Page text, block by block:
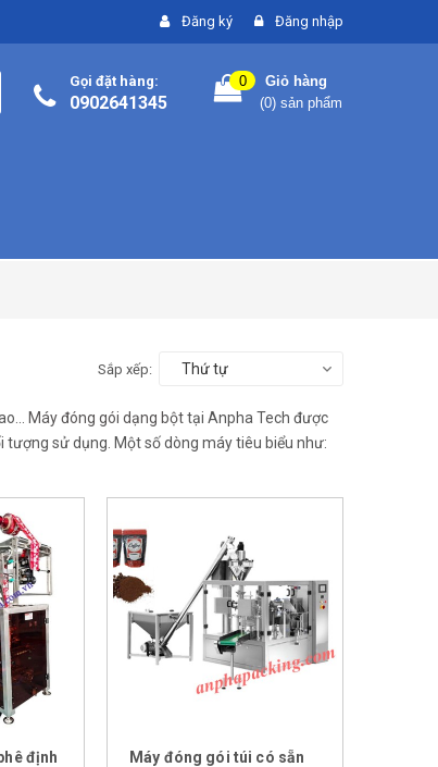
Đăng ký Đăng nhập
Gọi đặt hàng:
0902641345
0
Giỏ hàng
(0) sản phẩm
Sắp xếp: Thứ tự
Máy đóng gói dạng bộttại Anpha Tech được
sử dụng. Một số dòng máy tiêu biểu như:
định
Máy đóng gói túi có sẵn